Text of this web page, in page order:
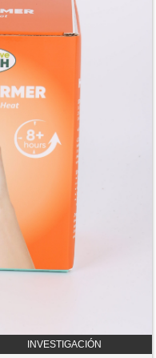
INVESTIGACIÓN